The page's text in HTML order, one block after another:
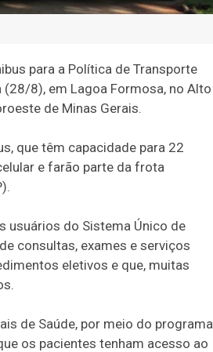
para a Política de Transporte
(28/8), em Lagoa Formosa, no Alto
de Minas Gerais.
que têm capacidade para 22
e farão parte da frota
usuários do Sistema Único de
consultas, exames e serviços
eletivos e que, muitas
de Saúde, por meio do programa
os pacientes tenham acesso ao